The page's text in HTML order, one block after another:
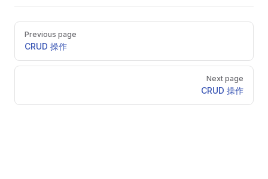
Pager
Previous page
CRUD 操作
Next page
CRUD 操作